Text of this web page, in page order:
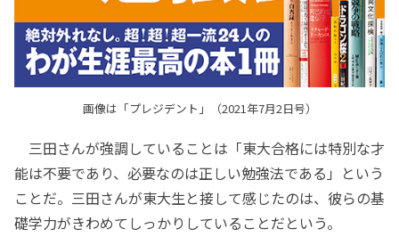
画像は「プレジデント」（2021年7月2日号）
三田さんが強調していることは「東大合格には特別な才
能は不要であり、必要なのは正しい勉強法である」という
ことだ。三田さんが東大生と接して感じたのは、彼らの基
礎学力がきわめてしっかりしていることだという。